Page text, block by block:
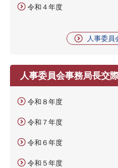
令和４年度
人事委員
人事委員会事務局長交
令和８年度
令和７年度
令和６年度
令和５年度